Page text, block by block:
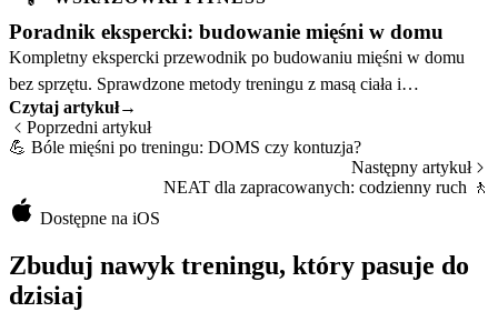
Poradnik ekspercki: budowanie mięśni w domu
Kompletny ekspercki przewodnik po budowaniu mięśni w domu
bez sprzętu. Sprawdzone metody treningu z masą ciała i
progresywne plany na siłę oraz rozmiar mięśni.
Czytaj artykuł→
Poprzedni artykuł
💪 Bóle mięśni po treningu: DOMS czy kontuzja?
Następny artykuł
NEAT dla zapracowanych: codzienny ruch 🚶
Dostępne na iOS
Zbuduj nawyk treningu, który pasuje do
dzisiaj